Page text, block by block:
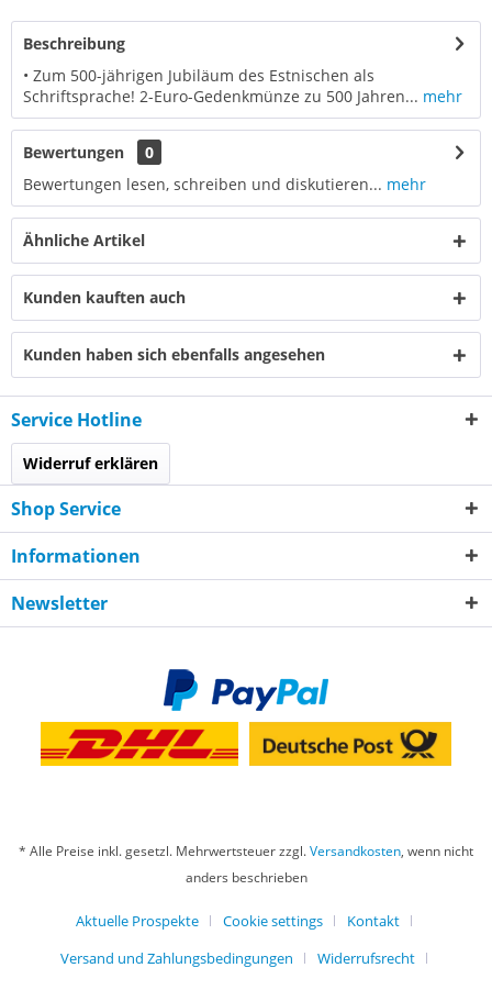
Beschreibung
• Zum 500-jährigen Jubiläum des Estnischen als
Schriftsprache! 2-Euro-Gedenkmünze zu 500 Jahren... mehr
Bewertungen
0
Bewertungen lesen, schreiben und diskutieren... mehr
Ähnliche Artikel
Kunden kauften auch
Kunden haben sich ebenfalls angesehen
Service Hotline
Widerruf erklären
Shop Service
Informationen
Newsletter
* Alle Preise inkl. gesetzl. Mehrwertsteuer zzgl.Versandkosten, wenn nicht
anders beschrieben
Aktuelle Prospekte Cookie settings
Kontakt
Versand und Zahlungsbedingungen
Widerrufsrecht